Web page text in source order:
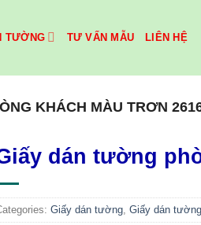
TƯỜNG TƯ VẤN MẪU LIÊN HỆ
KHÁCH MÀU TRƠN
dán tường
Giấy dán tường, Giấy dán